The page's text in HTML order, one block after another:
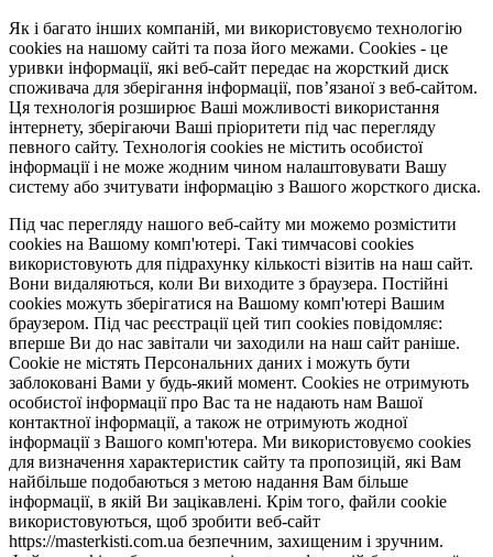
Як і багато інших компаній, ми використовуємо технологію
cookies на нашому сайті та поза його межами. Cookies - це
уривки інформації, які веб-сайт передає на жорсткий диск
споживача для зберігання інформації, пов’язаної з веб-сайтом.
Ця технологія розширює Ваші можливості використання
інтернету, зберігаючи Ваші пріоритети під час перегляду
певного сайту. Технологія cookies не містить особистої
інформації і не може жодним чином налаштовувати Вашу
систему або зчитувати інформацію з Вашого жорсткого диска.
Під час перегляду нашого веб-сайту ми можемо розмістити
cookies на Вашому комп'ютері. Такі тимчасові cookies
використовують для підрахунку кількості візитів на наш сайт.
Вони видаляються, коли Ви виходите з браузера. Постійні
cookies можуть зберігатися на Вашому комп'ютері Вашим
браузером. Під час реєстрації цей тип cookies повідомляє:
вперше Ви до нас завітали чи заходили на наш сайт раніше.
Cookie не містять Персональних даних і можуть бути
заблоковані Вами у будь-який момент. Сookies не отримують
особистої інформації про Вас та не надають нам Вашої
контактної інформації, а також не отримують жодної
інформації з Вашого комп'ютера. Ми використовуємо cookies
для визначення характеристик сайту та пропозицій, які Вам
найбільше подобаються з метою надання Вам більше
інформації, в якій Ви зацікавлені. Крім того, файли cookie
використовуються, щоб зробити веб-сайт
https://masterkisti.com.ua безпечним, захищеним і зручним.